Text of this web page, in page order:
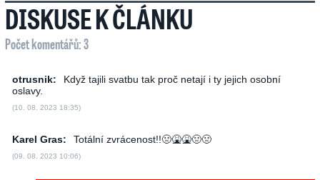
DISKUSE K ČLÁNKU
Počet komentářů: 3
otrusnik:
Když tajili svatbu tak proč netají i ty jejich osobní
oslavy.
(10. 08. 2023 18:35)
Karel Gras: Totální zvrácenost!!🤢🤮🤮🤢🤢
(09. 08. 2023 10:06)